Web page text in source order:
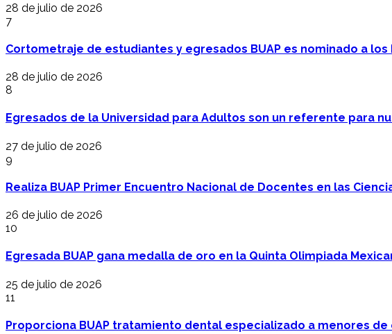
28 de julio de 2026
7
Cortometraje de estudiantes y egresados BUAP es nominado a los
28 de julio de 2026
8
Egresados de la Universidad para Adultos son un referente para
27 de julio de 2026
9
Realiza BUAP Primer Encuentro Nacional de Docentes en las
26 de julio de 2026
10
Egresada BUAP gana medalla de oro en la Quinta Olimpiada
25 de julio de 2026
11
Proporciona BUAP tratamiento dental especializado a menores de